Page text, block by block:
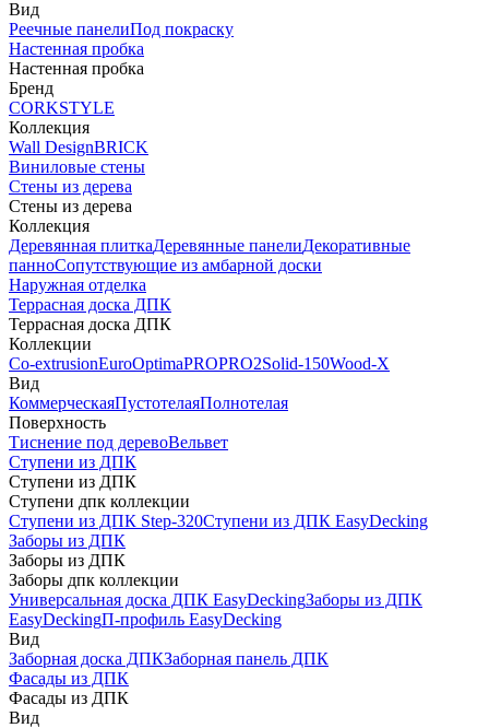
Вид
Реечные панелиПод покраску
Настенная пробка
Настенная пробка
Бренд
CORKSTYLE
Коллекция
Wall DesignBRICK
Виниловые стены
Стены из дерева
Стены из дерева
Коллекция
Деревянная плиткаДеревянные панелиДекоративные
панноСопутствующие из амбарной доски
Наружная отделка
Террасная доска ДПК
Террасная доска ДПК
Коллекции
Co-extrusionEuroOptimaPROPRO2Solid-150Wood-X
Вид
КоммерческаяПустотелаяПолнотелая
Поверхность
Тиснение под деревоВельвет
Ступени из ДПК
Ступени из ДПК
Ступени дпк коллекции
Ступени из ДПК Step-320Ступени из ДПК EasyDecking
Заборы из ДПК
Заборы из ДПК
Заборы дпк коллекции
Универсальная доска ДПК EasyDeckingЗаборы из ДПК
EasyDeckingП-профиль EasyDecking
Вид
Заборная доска ДПКЗаборная панель ДПК
Фасады из ДПК
Фасады из ДПК
Вид